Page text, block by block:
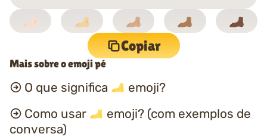
Copiar
Mais sobre o emoji pé
O que significa
emoji?
Como usar
emoji? (com exemplos de
conversa)